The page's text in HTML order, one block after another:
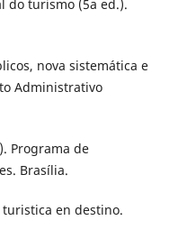
do turismo (5a ed.).
nova sistemática e
Administrativo
Programa de
Brasília.
en destino.